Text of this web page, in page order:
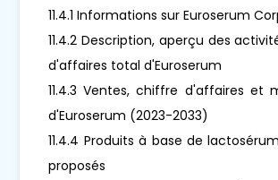
11.4.1 Informations sur Euroserum
11.4.2 Description, aperçu des
d'affaires total d'Euroserum
11.4.3 Ventes, chiffre d'affaires et
d'Euroserum (2023-2033)
11.4.4 Produits à base de
proposés